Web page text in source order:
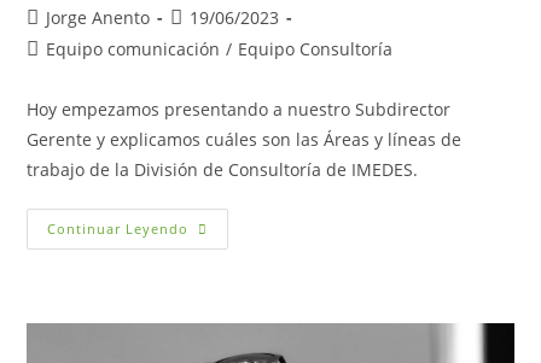
Autor
de
Jorge Anento
Publicación
de
19/06/2023
Categoría
la
entrada:
Equipo comunicación / Equipo Consultoría
Hoy empezamos presentando a nuestro Subdirector
Gerente y explicamos cuáles son las Áreas y líneas de
trabajo de la División de Consultoría de IMEDES.
Continuar Leyendo Somos
–